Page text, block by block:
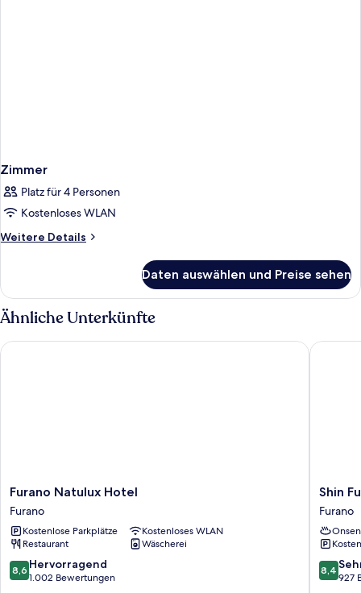
Zimmer
Platz für 4 Personen
Kostenloses WLAN
Weitere Details
Weitere
Daten auswählen und Preise sehen
Ähnliche Unterkünfte
Furano
Natulux
Hotel
Furano
Furano Natulux Hotel
Furano
Kostenlose Parkplätze
Kostenloses WLAN
Restaurant
Wäscherei
8.6
von
8,6 Hervorragend
1.002 Bewertungen
Furano Natulux Hotel
Shin
Furano
Prince
Hotel
Furano
Shin
Furano
Onsen
8.4
von
8,4
927
Shin